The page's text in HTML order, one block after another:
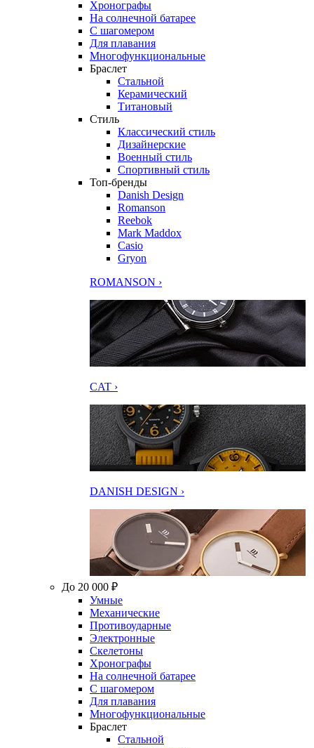
Хронографы
На солнечной батарее
С шагомером
Для плавания
Многофункциональные
Браслет
Стальной
Керамический
Титановый
Стиль
Классический стиль
Дизайнерские
Военный стиль
Спортивный стиль
Топ-бренды
Danish Design
Romanson
Reebok
Mark Maddox
Casio
Gryon
ROMANSON ›
CAT ›
DANISH DESIGN ›
До 20 000 ₽
Умные
Механические
Противоударные
Электронные
Скелетоны
Хронографы
На солнечной батарее
С шагомером
Для плавания
Многофункциональные
Браслет
Стальной